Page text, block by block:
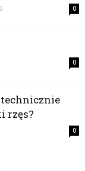
0
0
technicznie
rzęs?
0